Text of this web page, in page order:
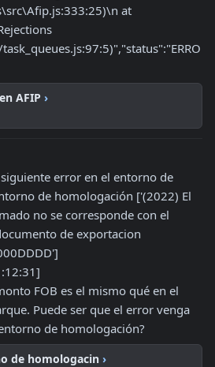
at
AFIP ›
siguiente error en el entorno de
de homologación ['(2022) El
no se corresponde con el
de exportacion
FOB es el mismo qué en el
Puede ser que el error venga
de homologación?
de homologacin ›